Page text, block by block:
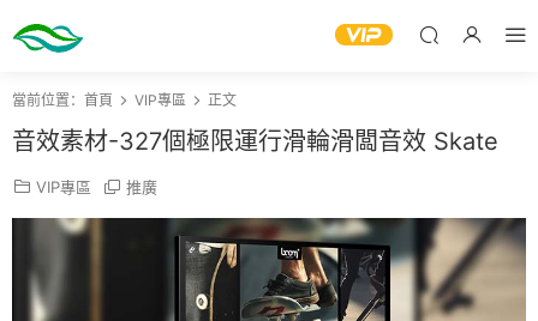
當前位置： 首頁 VIP專區 正文
音效素材-327個極限運行滑輪滑闆音效 Skate
VIP專區 推廣